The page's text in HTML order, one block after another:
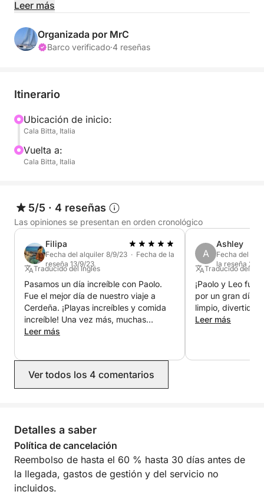
Costa Esmeralda (Porto Cervo, Porto Rotondo,
bordo de esta elegante y refinada embarcación.
esta increíble embarcación, equipada con todas las
Esta embarcación es ideal para quienes disfrutan de
excursiones de un día; elegancia, estilo y
profesionalidad le garantizan que podrá disfrutar
A bordo del Cala Zafferano encontrará tres amplios
camarotes para cambiarse y guardar sus
pertenencias. También encontrará tres baños
eléctricos y un luminoso y confortable comedor con
cocina y nevera.
En el exterior, encontrará una amplia terraza con
cojines, ducha, capota y toldo bimini con zona de
sombra en la popa, además de una pequeña playa
para zambullirse en el mar.
El almuerzo, las bebidas alcohólicas y los refrescos
no están incluidos en el precio (pero se pueden
solicitar).
OBLIGATORIOS):
- combustible;
- patrón profesional;
Leer más
Organizada por MrC
Barco verificado·4 reseñas
Itinerario
Ubicación de inicio:
Cala Bitta, Italia
Vuelta a:
Cala Bitta, Italia
5/5 · 4 reseñas
Las opiniones se presentan en orden cronológico
Filipa
Fecha del alquiler 8/9/23 · Fecha de la
reseña 13/9/23
Traducido del Inglés
Pasamos un día increíble con Paolo.
Fue el mejor día de nuestro viaje a
Cerdeña. ¡Playas increíbles y comida
increíble! Una vez más, muchas
gracias por cuidarnos bien.
Leer más
A
Ashley
Fecha del
la reseña 21/
Traducido del
¡Paolo y Leo
por un gran día
limpio, divertido
Leer más
Ver todos los 4 comentarios
Detalles a saber
Política de cancelación
Reembolso de hasta el 60 % hasta 30 días antes de
la llegada, gastos de gestión y del servicio no
incluidos.